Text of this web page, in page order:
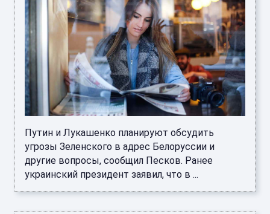
Путин и Лукашенко планируют обсудить
угрозы Зеленского в адрес Белоруссии и
другие вопросы, сообщил Песков. Ранее
украинский президент заявил, что в ...